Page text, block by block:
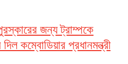
জন্য ট্রাম্পকে
কম্বোডিয়ার প্রধানমন্ত্রী